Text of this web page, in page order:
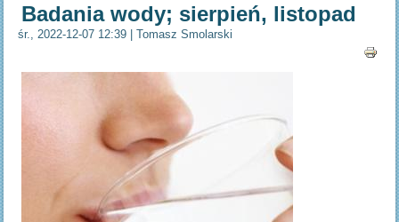
Badania wody; sierpień, listopad
śr., 2022-12-07 12:39 |Tomasz Smolarski